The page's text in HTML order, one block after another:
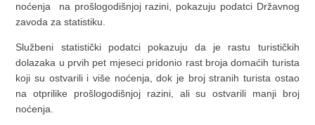
noćenja na prošlogodišnjoj razini, pokazuju podatci Državnog
zavoda za statistiku.
Službeni statistički podatci pokazuju da je rastu turističkih
dolazaka u prvih pet mjeseci pridonio rast broja domaćih turista
koji su ostvarili i više noćenja, dok je broj stranih turista ostao
na otprilike prošlogodišnjoj razini, ali su ostvarili manji broj
noćenja.